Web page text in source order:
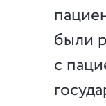
были
с